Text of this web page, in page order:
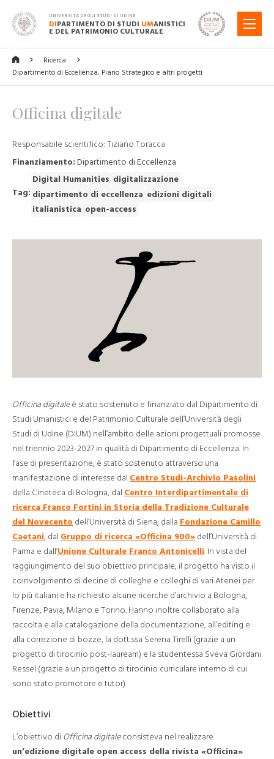
UNIVERSITÀ DEGLI STUDI DI UDINE
DIPARTIMENTO DI STUDI UMANISTICI
E DEL PATRIMONIO CULTURALE
MENU
Ricerca
Dipartimento di Eccellenza, Piano Strategico e altri progetti
Officina digitale
Responsabile scientifico: Tiziano Toracca
Finanziamento: Dipartimento di Eccellenza
Tag:
Digital Humanities digitalizzazione
dipartimento di eccellenza edizioni digitali
italianistica open-access
Officina digitaleè stato sostenuto e finanziato dal Dipartimento di
Studi Umanistici e del Patrimonio Culturale dell’Università degli
Studi di Udine (DIUM) nell’ambito delle azioni progettuali promosse
nel triennio 2023-2027 in qualità di Dipartimento di Eccellenza. In
fase di presentazione, è stato sostenuto attraverso una
manifestazione di interesse dal Centro Studi-Archivio Pasolini
della Cineteca di Bologna, dal Centro Interdipartimentale di
ricerca Franco Fortini in Storia della Tradizione Culturale
del Novecento dell’Università di Siena, dalla Fondazione Camillo
Caetani, dal Gruppo di ricerca «Officina 900» dell’Università di
Parma e dall’Unione Culturale Franco Antonicelli. In vista del
raggiungimento del suo obiettivo principale, il progetto ha visto il
coinvolgimento di decine di colleghe e colleghi di vari Atenei per
lo più italiani e ha richiesto alcune ricerche d’archivio a Bologna,
Firenze, Pavia, Milano e Torino. Hanno inoltre collaborato alla
raccolta e alla catalogazione della documentazione, all’editing e
alla correzione di bozze, la dott.ssa Serena Tirelli (grazie a un
progetto di tirocinio post-lauream) e la studentessa Sveva Giordani
Ressel (grazie a un progetto di tirocinio curriculare interno di cui
sono stato promotore e tutor).
Obiettivi
L’obiettivo di Officina digitaleconsisteva nel realizzare
un’edizione digitale open access della rivista «Officina»